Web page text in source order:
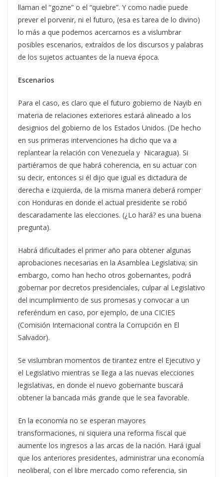
llaman el “gozne” o el “quiebre”. Y como nadie puede
prever el porvenir, ni el futuro, (esa es tarea de lo divino)
lo más a que podemos acercarnos es a vislumbrar
posibles escenarios, extraídos de los discursos y palabras
de los sujetos actuantes de la nueva época.
Escenarios
Para el caso, es claro que el futuro gobierno de Nayib en
materia de relaciones exteriores estará alineado a los
designios del gobierno de los Estados Unidos. (De hecho
en sus primeras intervenciones ha dicho que va a
replantear la relación con Venezuela y Nicaragua). Si
partiéramos de que habrá coherencia, en su actuar con
su decir, entonces si él dijo que igual es dictadura de
derecha e izquierda, de la misma manera deberá romper
con Honduras en donde el actual presidente se robó
descaradamente las elecciones. (¿Lo hará? es una buena
pregunta).
Habrá dificultades el primer año para obtener algunas
aprobaciones necesarias en la Asamblea Legislativa; sin
embargo, como han hecho otros gobernantes, podrá
gobernar por decretos presidenciales, culpar al Legislativo
del incumplimiento de sus promesas y convocar a un
referéndum en caso, por ejemplo, de una CICIES
(Comisión Internacional contra la Corrupción en El
Salvador).
Se vislumbran momentos de tirantez entre el Ejecutivo y
el Legislativo mientras se llega a las nuevas elecciones
legislativas, en donde el nuevo gobernante buscará
obtener la bancada más grande que le sea favorable.
En la economía no se esperan mayores
transformaciones, ni siquiera una reforma fiscal que
aumente los ingresos a las arcas de la nación. Hará igual
que los anteriores presidentes, administrar una economía
neoliberal, con el libre mercado como referencia, sin